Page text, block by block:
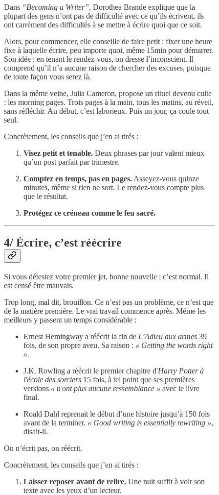
Dans “Becoming a Writer”, Dorothea Brande explique que la
plupart des gens n’ont pas de difficulté avec ce qu’ils écrivent, ils
ont carrément des difficultés à se mettre à écrire quoi que ce soit.
Alors, pour commencer, elle conseille de faire petit : fixer une heure
fixe à laquelle écrire, peu importe quoi, même 15min pour démarrer.
Son idée : en tenant le rendez-vous, on dresse l’inconscient. Il
comprend qu’il n’a aucune raison de chercher des excuses, puisque
de toute façon vous serez là.
Dans la même veine, Julia Cameron, propose un rituel devenu culte
: les morning pages. Trois pages à la main, tous les matins, au réveil,
sans réfléchir. Au début, c’est laborieux. Puis un jour, ça coule tout
seul.
Concrètement, les conseils que j’en ai tirés :
Visez petit et tenable. Deux phrases par jour valent mieux
qu’un post parfait par trimestre.
Comptez en temps, pas en pages. Asseyez-vous quinze
minutes, même si rien ne sort. Le rendez-vous compte plus
que le résultat.
Protégez ce créneau comme le feu sacré.
4/ Écrire, c’est réécrire
Si vous détestez votre premier jet, bonne nouvelle : c’est normal. Il
est censé être mauvais.
Trop long, mal dit, brouillon. Ce n’est pas un problème, ce n’est que
de la matière première. Le vrai travail commence après. Même les
meilleurs y passent un temps considérable :
Ernest Hemingway a réécrit la fin de L’Adieu aux armes 39
fois, de son propre aveu. Sa raison : « Getting the words right
».
J.K. Rowling a réécrit le premier chapitre d'Harry Potter à
l'école des sorciers 15 fois, à tel point que ses premières
versions « n'ont plus aucune ressemblance » avec le livre
final.
Roald Dahl reprenait le début d’une histoire jusqu’à 150 fois
avant de la terminer. « Good writing is essentially rewriting »,
disait-il.
On n’écrit pas, on réécrit.
Concrètement, les conseils que j’en ai tirés :
Laissez reposer avant de relire. Une nuit suffit à voir son
texte avec les yeux d’un lecteur.